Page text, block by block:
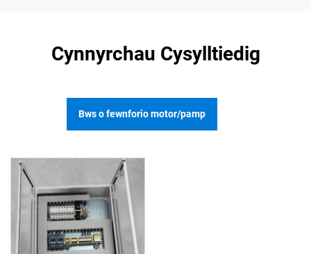
Cynnyrchau Cysylltiedig
Bws o fewnforio motor/pamp